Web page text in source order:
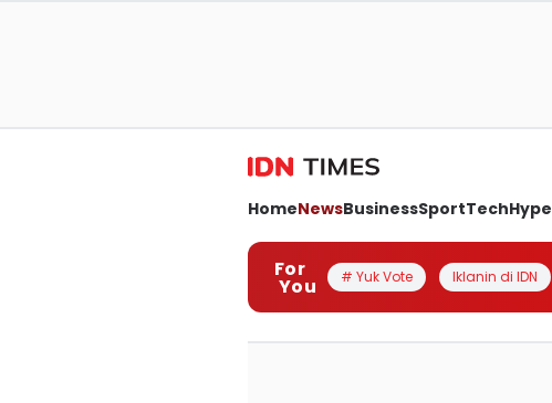
HomeNewsBusinessSportTechHype
For
You # Yuk Vote Iklanin di IDN